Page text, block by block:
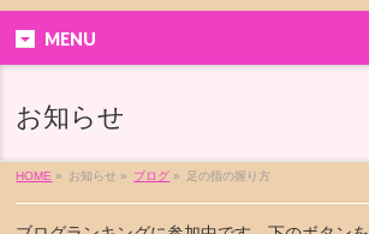
MENU
お知らせ
HOME » お知らせ » ブログ » 足の指の握り方